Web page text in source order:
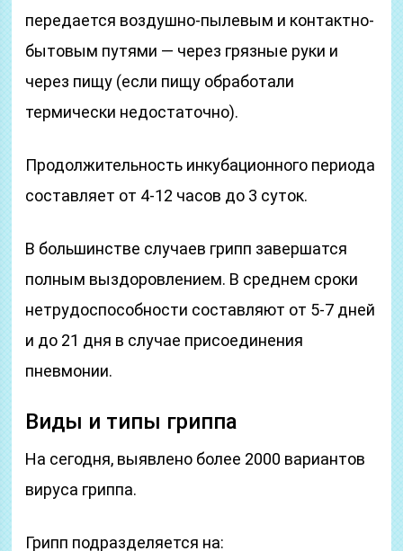
передается воздушно-пылевым и контактно-
бытовым путями — через грязные руки и
через пищу (если пищу обработали
термически недостаточно).
Продолжительность инкубационного периода
составляет от 4-12 часов до 3 суток.
В большинстве случаев грипп завершатся
полным выздоровлением. В среднем сроки
нетрудоспособности составляют от 5-7 дней
и до 21 дня в случае присоединения
пневмонии.
Виды и типы гриппа
На сегодня, выявлено более 2000 вариантов
вируса гриппа.
Грипп подразделяется на: